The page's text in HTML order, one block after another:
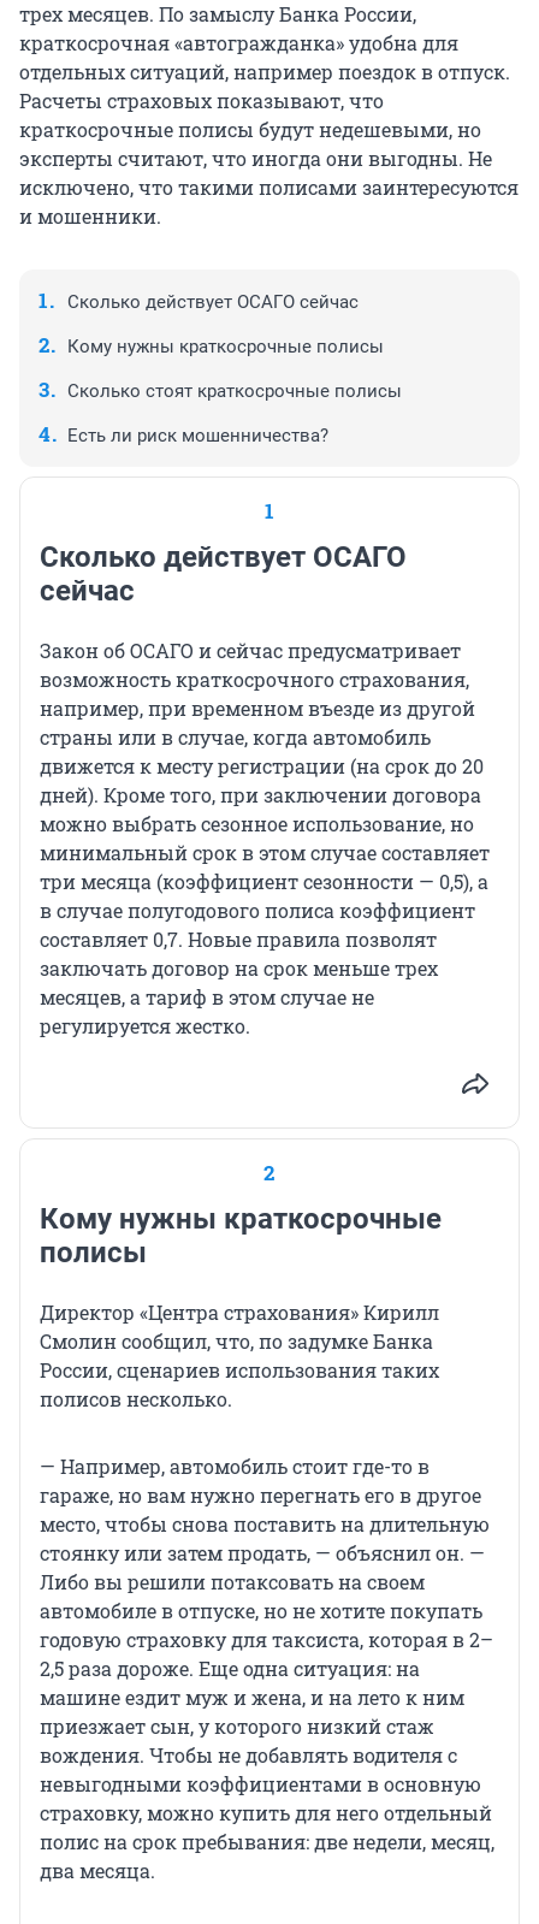
трех месяцев. По замыслу Банка России,
краткосрочная «автогражданка» удобна для
отдельных ситуаций, например поездок в отпуск.
Расчеты страховых показывают, что
краткосрочные полисы будут недешевыми, но
эксперты считают, что иногда они выгодны. Не
исключено, что такими полисами заинтересуются
и мошенники.
Сколько действует ОСАГО сейчас
Кому нужны краткосрочные полисы
Сколько стоят краткосрочные полисы
Есть ли риск мошенничества?
1
Сколько действует ОСАГО
сейчас
Закон об ОСАГО и сейчас предусматривает
возможность краткосрочного страхования,
например, при временном въезде из другой
страны или в случае, когда автомобиль
движется к месту регистрации (на срок до 20
дней). Кроме того, при заключении договора
можно выбрать сезонное использование, но
минимальный срок в этом случае составляет
три месяца (коэффициент сезонности — 0,5), а
в случае полугодового полиса коэффициент
составляет 0,7. Новые правила позволят
заключать договор на срок меньше трех
месяцев, а тариф в этом случае не
регулируется жестко.
2
Кому нужны краткосрочные
полисы
Директор «Центра страхования» Кирилл
Смолин сообщил, что, по задумке Банка
России, сценариев использования таких
полисов несколько.
— Например, автомобиль стоит где-то в
гараже, но вам нужно перегнать его в другое
место, чтобы снова поставить на длительную
стоянку или затем продать, — объяснил он. —
Либо вы решили потаксовать на своем
автомобиле в отпуске, но не хотите покупать
годовую страховку для таксиста, которая в 2–
2,5 раза дороже. Еще одна ситуация: на
машине ездит муж и жена, и на лето к ним
приезжает сын, у которого низкий стаж
вождения. Чтобы не добавлять водителя с
невыгодными коэффициентами в основную
страховку, можно купить для него отдельный
полис на срок пребывания: две недели, месяц,
два месяца.